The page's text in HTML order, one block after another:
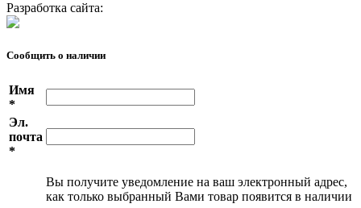
Разработка сайта:
Сообщить о наличии
Имя
*
Эл.
почта
*
Вы получите уведомление на ваш электронный адрес,
как только выбранный Вами товар появится в наличии